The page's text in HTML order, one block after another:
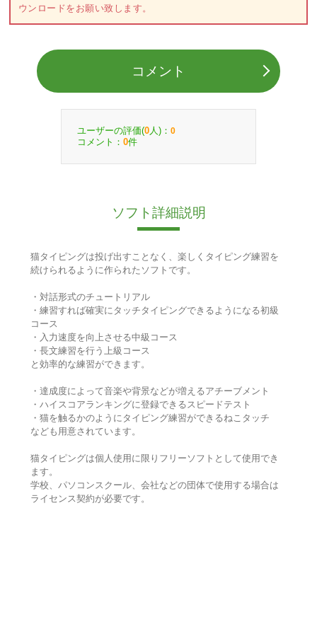
ウンロードをお願い致します。
コメント
ユーザーの評価(0 人)： 0
コメント： 0件
ソフト詳細説明
猫タイピングは投げ出すことなく、楽しくタイピング練習を
続けられるように作られたソフトです。
・対話形式のチュートリアル
・練習すれば確実にタッチタイピングできるようになる初級
コース
・入力速度を向上させる中級コース
・長文練習を行う上級コース
と効率的な練習ができます。
・達成度によって音楽や背景などが増えるアチーブメント
・ハイスコアランキングに登録できるスピードテスト
・猫を触るかのようにタイピング練習ができるねこタッチ
なども用意されています。
猫タイピングは個人使用に限りフリーソフトとして使用でき
ます。
学校、パソコンスクール、会社などの団体で使用する場合は
ライセンス契約が必要です。